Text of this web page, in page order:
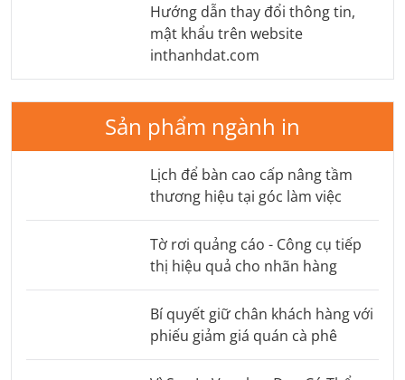
Hướng dẫn thay đổi thông tin,
mật khẩu trên website
inthanhdat.com
Sản phẩm ngành in
Lịch để bàn cao cấp nâng tầm
thương hiệu tại góc làm việc
Tờ rơi quảng cáo - Công cụ tiếp
thị hiệu quả cho nhãn hàng
Bí quyết giữ chân khách hàng với
phiếu giảm giá quán cà phê